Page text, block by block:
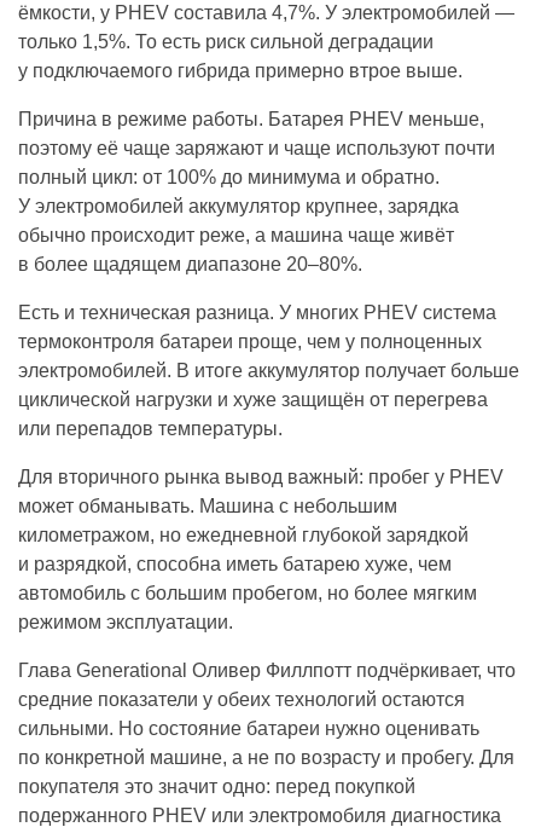
ёмкости, у PHEV составила 4,7%. У электромобилей —
только 1,5%. То есть риск сильной деградации
у подключаемого гибрида примерно втрое выше.
Причина в режиме работы. Батарея PHEV меньше,
поэтому её чаще заряжают и чаще используют почти
полный цикл: от 100% до минимума и обратно.
У электромобилей аккумулятор крупнее, зарядка
обычно происходит реже, а машина чаще живёт
в более щадящем диапазоне 20–80%.
Есть и техническая разница. У многих PHEV система
термоконтроля батареи проще, чем у полноценных
электромобилей. В итоге аккумулятор получает больше
циклической нагрузки и хуже защищён от перегрева
или перепадов температуры.
Для вторичного рынка вывод важный: пробег у PHEV
может обманывать. Машина с небольшим
километражом, но ежедневной глубокой зарядкой
и разрядкой, способна иметь батарею хуже, чем
автомобиль с большим пробегом, но более мягким
режимом эксплуатации.
Глава Generational Оливер Филлпотт подчёркивает, что
средние показатели у обеих технологий остаются
сильными. Но состояние батареи нужно оценивать
по конкретной машине, а не по возрасту и пробегу. Для
покупателя это значит одно: перед покупкой
подержанного PHEV или электромобиля диагностика